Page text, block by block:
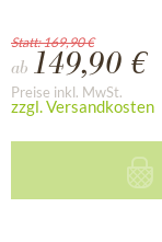
Statt: 169,90 €
ab 149,90 €
Preise inkl. MwSt.
zzgl. Versandkosten